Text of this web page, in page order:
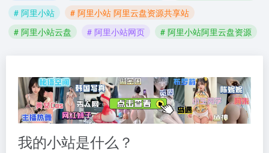
# 阿里小站
# 阿里小站 阿里云盘资源共享站
# 阿里小站云盘
# 阿里小站网页 # 阿里小站阿里云盘资源
我的小站是什么？